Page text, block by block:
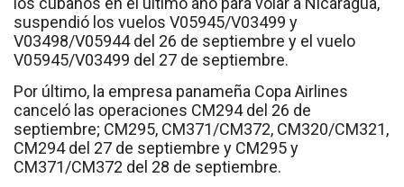
suspendió los vuelos V05945/V03499 y
V03498/V05944 del 26 de septiembre y el vuelo
V05945/V03499 del 27 de septiembre.
Por último, la empresa panameña Copa Airlines
canceló las operaciones CM294 del 26 de
septiembre; CM295, CM371/CM372, CM320/CM321,
CM294 del 27 de septiembre y CM295 y
CM371/CM372 del 28 de septiembre.